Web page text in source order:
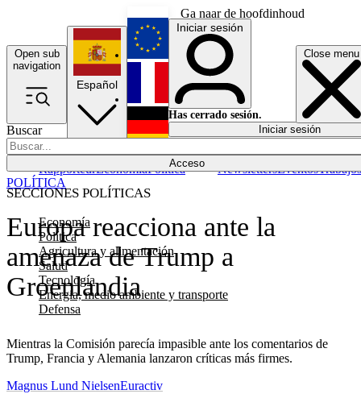
Ga naar de hoofdinhoud
Open sub
navigation
Close menu
Buscar
Acceso
SECCIONES POLÍTICAS
Economía
Política
Agricultura y alimentación
Salud
Tecnología
Energía, medio ambiente y transporte
Defensa
RapporteurEconomíaPolítica NewslettersEventosTrabajos
Español
English
Français
Iniciar sesión
Has cerrado sesión.
Iniciar sesión
Europa reacciona ante la
amenaza de Trump a
Groenlandia
Mientras la Comisión parecía impasible ante los comentarios de
Trump, Francia y Alemania lanzaron críticas más firmes.
POLÍTICA
Magnus Lund NielsenEuractiv